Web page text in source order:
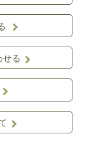
せる